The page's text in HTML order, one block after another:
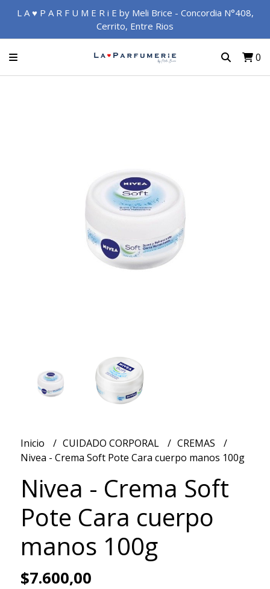
L A ♥ P A R F U M E R i E by Meli Brice - Concordia N°408,
Cerrito, Entre Rios
0
Inicio CUIDADO CORPORAL
CREMAS
Nivea - Crema Soft Pote Cara cuerpo manos 100g
Nivea - Crema Soft
Pote Cara cuerpo
manos 100g
$7.600,00